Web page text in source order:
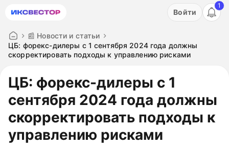
Акция: бесплатный пробный период на 3 дня!
Войти
1
📰 Новости и статьи
ЦБ: форекс-дилеры с 1 сентября 2024 года должны
скорректировать подходы к управлению рисками
ЦБ: форекс-дилеры с 1
сентября 2024 года должны
скорректировать подходы к
управлению рисками